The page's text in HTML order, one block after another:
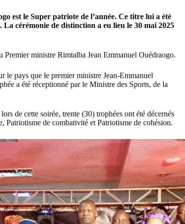
est le Super patriote de l’année. Ce titre lui a été
La cérémonie de distinction a eu lieu le 30 mai 2025
Premier ministre Rimtalba Jean Emmanuel Ouédraogo.
le pays que le premier ministre Jean-Emmanuel
a été réceptionné par le Ministre des Sports, de la
de cette soirée, trente (30) trophées ont été décernés
Patriotisme de combativité et Patriotisme de cohésion.